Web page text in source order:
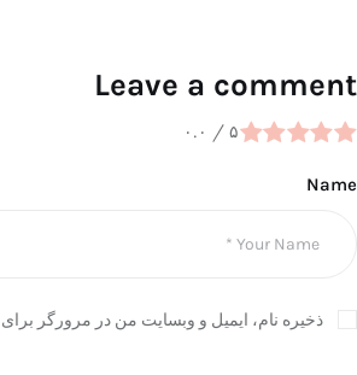
Leave a comment
۰.۰ / ۵
Name
ذخیره نام، ایمیل و وبسایت من در مرورگر